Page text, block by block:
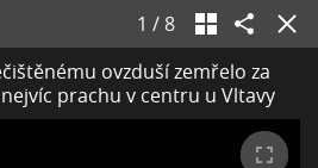
1 / 8
ovzduší zemřelo za
prachu v centru u Vltavy